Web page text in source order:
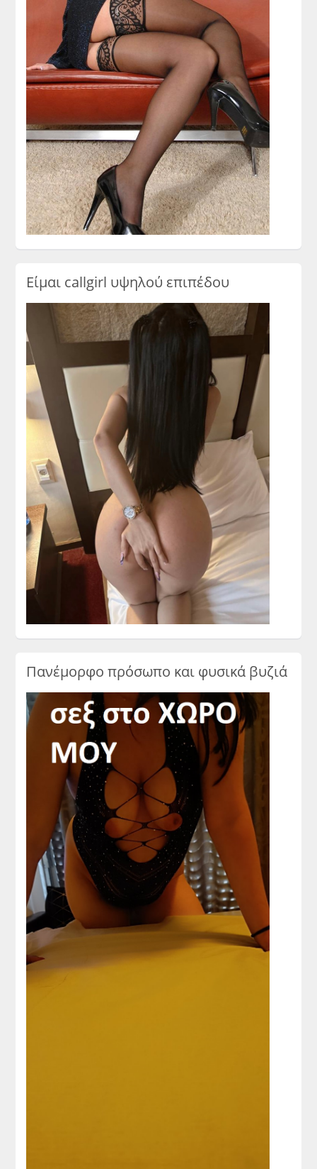
Είμαι callgirl υψηλού επιπέδου
Πανέμορφο πρόσωπο και φυσικά βυζιά